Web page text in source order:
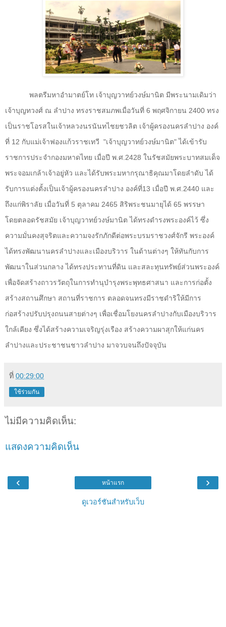
พลตรีมหาอำมาตย์โท เจ้าบุญวาทย์วงษ์มานิต มีพระนามเดิมว่า
เจ้าบุญทวงศ์ ณ ลำปาง ทรงราชสมภพเมื่อวันที่ 6 พฤศจิกายน 2400 ทรง
เป็นราชโอรสในเจ้าหลวงนรนันทไชยชวลิต เจ้าผู้ครองนครลำปาง องค์
ที่ 12 กับแม่เจ้าฟองแก้วราชเทวี "เจ้าบุญวาทย์วงษ์มานิต" ได้เข้ารับ
ราชการประจำกองมหาดไทย เมื่อปี พ.ศ.2428 ในรัชสมัยพระบาทสมเด็จ
พระจอมเกล้าเจ้าอยู่หัว และได้รับพระมหากรุณาธิคุณมาโดยลำดับ ได้
รับการแต่งตั้งเป็นเจ้าผู้ครองนครลำปาง องค์ที่13 เมื่อปี พ.ศ.2440 และ
ถึงแก่พิราลัย เมื่อวันที่ 5 ตุลาคม 2465 สิริพระชนมายุได้ 65 พรรษา
โดยตลอดรัชสมัย เจ้าบุญวาทย์วงษ์มานิต ได้ทรงดำรงพระองค์ไว้ ซึ่ง
ความมั่นคงสุจริตและความจงรักภักดีต่อพระบรมราชวงศ์จักรี พระองค์
ได้ทรงพัฒนานครลำปางและเมืองบริวาร ในด้านต่างๆ ให้ทันกับการ
พัฒนาในส่วนกลาง ได้ทรงประทานที่ดิน และสละทุนทรัพย์ส่วนพระองค์
เพื่อจัดสร้างถาวรวัตถุในการทำนุบำรุงพระพุทธศาสนา และการก่อตั้ง
สร้างสถานศึกษา สถานที่ราชการ ตลอดจนทรงมีราชดำริให้มีการ
ก่อสร้างปรับปรุงถนนสายต่างๆ เพื่อเชื่อมโยงนครลำปางกับเมืองบริวาร
ใกล้เคียง ซึ่งได้สร้างความเจริญรุ่งเรือง สร้างความผาสุกให้แก่นคร
ลำปางและประชาชนชาวลำปาง มาจวบจนถึงปัจจุบัน
ที่ 00:29:00
ใช้ร่วมกัน
ไม่มีความคิดเห็น:
แสดงความคิดเห็น
‹ ›
หน้าแรก
ดูเวอร์ชันสำหรับเว็บ